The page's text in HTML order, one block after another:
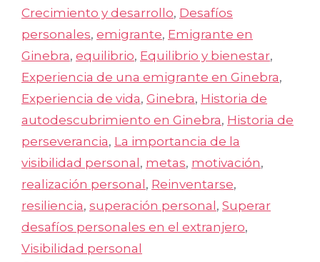
Crecimiento y desarrollo, Desafíos
personales, emigrante, Emigrante en
Ginebra, equilibrio, Equilibrio y bienestar,
Experiencia de una emigrante en Ginebra,
Experiencia de vida, Ginebra, Historia de
autodescubrimiento en Ginebra, Historia de
perseverancia, La importancia de la
visibilidad personal , metas, motivación,
realización personal , Reinventarse,
resiliencia, superación personal , Superar
desafíos personales en el extranjero,
Visibilidad personal